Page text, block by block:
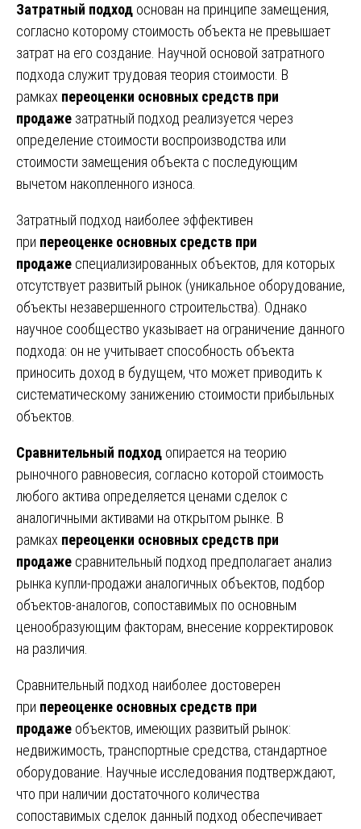
Затратный подход основан на принципе замещения,
согласно которому стоимость объекта не превышает
затрат на его создание. Научной основой затратного
подхода служит трудовая теория стоимости. В
рамках переоценки основных средств при
продаже затратный подход реализуется через
определение стоимости воспроизводства или
стоимости замещения объекта с последующим
вычетом накопленного износа.
Затратный подход наиболее эффективен
при переоценке основных средств при
продаже специализированных объектов, для которых
отсутствует развитый рынок (уникальное оборудование,
объекты незавершенного строительства). Однако
научное сообщество указывает на ограничение данного
подхода: он не учитывает способность объекта
приносить доход в будущем, что может приводить к
систематическому занижению стоимости прибыльных
объектов.
Сравнительный подход опирается на теорию
рыночного равновесия, согласно которой стоимость
любого актива определяется ценами сделок с
аналогичными активами на открытом рынке. В
рамках переоценки основных средств при
продаже сравнительный подход предполагает анализ
рынка купли-продажи аналогичных объектов, подбор
объектов-аналогов, сопоставимых по основным
ценообразующим факторам, внесение корректировок
на различия.
Сравнительный подход наиболее достоверен
при переоценке основных средств при
продаже объектов, имеющих развитый рынок:
недвижимость, транспортные средства, стандартное
оборудование. Научные исследования подтверждают,
что при наличии достаточного количества
сопоставимых сделок данный подход обеспечивает